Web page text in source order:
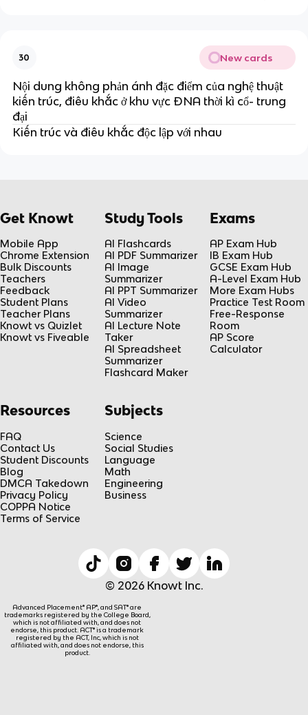
30 New cards
Nội dung không phản ánh đặc điểm của nghệ thuật
kiến trúc, điêu khắc ở khu vực ĐNA thời kì cổ- trung
đại
Kiến trúc và điêu khắc độc lập với nhau
Get Knowt
Mobile App
Chrome Extension
Bulk Discounts
Teachers
Feedback
Student Plans
Teacher Plans
Knowt vs Quizlet
Knowt vs Fiveable
Study Tools
AI Flashcards
AI PDF Summarizer
AI Image
Summarizer
AI PPT Summarizer
AI Video
Summarizer
AI Lecture Note
Taker
AI Spreadsheet
Summarizer
Flashcard Maker
Exams
AP Exam Hub
IB Exam Hub
GCSE Exam Hub
A-Level Exam Hub
More Exam Hubs
Practice Test Room
Free-Response
Room
AP Score
Calculator
Resources
FAQ
Contact Us
Student Discounts
Blog
DMCA Takedown
Privacy Policy
COPPA Notice
Terms of Service
Subjects
Science
Social Studies
Language
Math
Engineering
Business
© 2026 Knowt Inc.
Advanced Placement® AP®, and SAT® are
trademarks registered by the College Board,
which is not affiliated with, and does not
endorse, this product. ACT® is a trademark
registered by the ACT, Inc, which is not
affiliated with, and does not endorse, this
product.